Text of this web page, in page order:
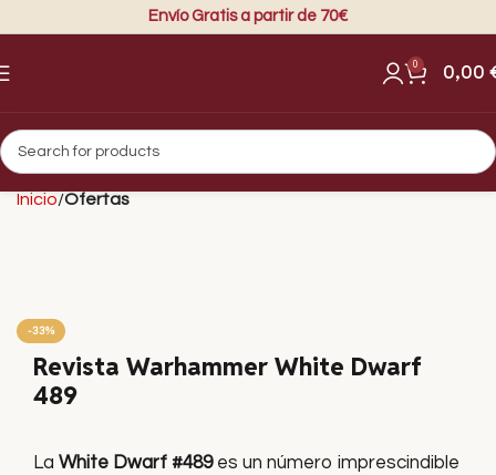
Envío Gratis a partir de 70€
0 0,00
Inicio Ofertas
-33%
Revista Warhammer White Dwarf
489
La White Dwarf #489es un número imprescindible